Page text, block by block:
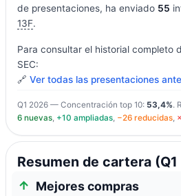
de presentaciones, ha enviado 55
13F.
Para consultar el historial completo
SEC:
🔗 Ver todas las presentaciones
Q1 2026 — Concentración top 10: 53,4%.
6 nuevas, +10 ampliadas, −26 reducidas,
Resumen de cartera
Mejores compras